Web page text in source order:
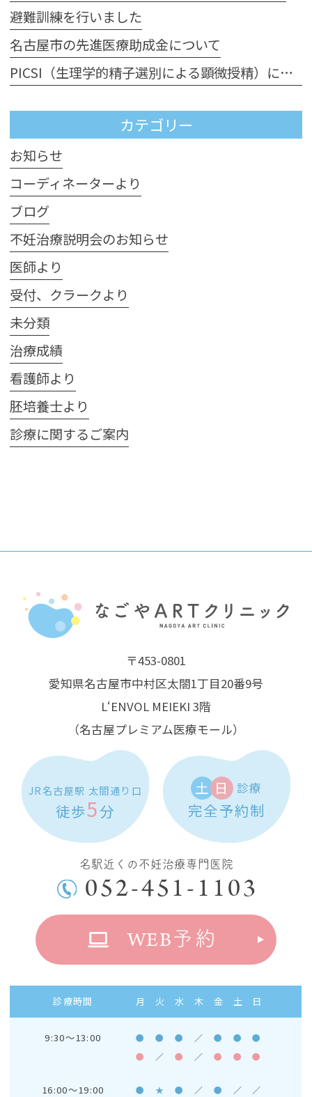
避難訓練を行いました
名古屋市の先進医療助成金について
PICSI（生理学的精子選別による顕微授精）について
カテゴリー
お知らせ
コーディネーターより
ブログ
不妊治療説明会のお知らせ
医師より
受付、クラークより
未分類
治療成績
看護師より
胚培養士より
診療に関するご案内
〒453-0801
愛知県名古屋市中村区太閤1丁目20番9号
L‘ENVOL MEIEKI 3階
（名古屋プレミアム医療モール）
JR名古屋駅 太閤通り口
徒歩5分
土 日 診療
完全予約制
名駅近くの不妊治療専門医院
052-451-1103
WEB予約
診療時間 月 火 水 木 金 土 日
9:30～13:00 ● ● ● ／ ● ●
●
●
／ ● ／ ● ● ●
16:00～19:00 ● ★ ● ／ ● ／ ／